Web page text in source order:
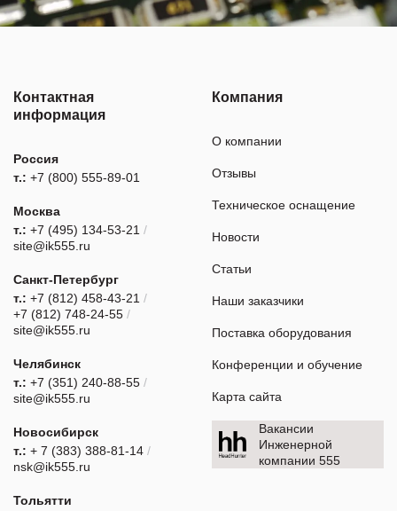
Контактная
информация
Россия
т.: +7 (800) 555-89-01
Москва
т.: +7 (495) 134-53-21 /
site@ik555.ru
Санкт-Петербург
т.: +7 (812) 458-43-21 /
+7 (812) 748-24-55 /
site@ik555.ru
Челябинск
т.: +7 (351) 240-88-55 /
site@ik555.ru
Новосибирск
т.: + 7 (383) 388-81-14 /
nsk@ik555.ru
Тольятти
Компания
О компании
Отзывы
Техническое оснащение
Новости
Статьи
Наши заказчики
Поставка оборудования
Конференции и обучение
Карта сайта
Вакансии
Инженерной
компании 555